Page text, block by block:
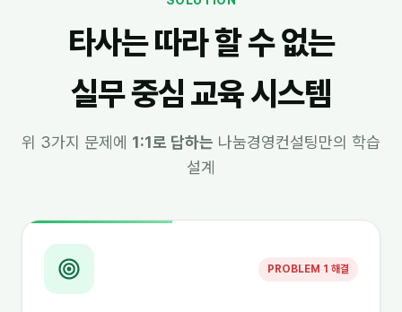
타사는 따라 할 수 없는
실무 중심 교육 시스템
위 3가지 문제에 1:1로 답하는 나눔경영컨설팅만의 학습
설계
PROBLEM 1 해결